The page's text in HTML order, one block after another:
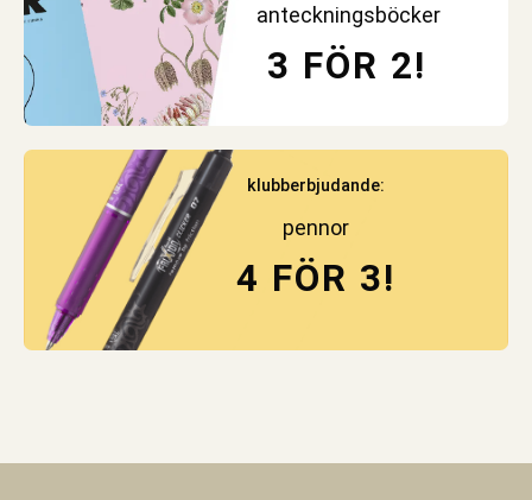
anteckningsböcker
3 FÖR 2!
klubberbjudande:
pennor
4 FÖR 3!